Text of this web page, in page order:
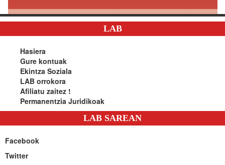
LAB
Hasiera
Gure kontuak
Ekintza Soziala
LAB orrokora
Afiliatu zaitez !
Permanentzia Juridikoak
LAB SAREAN
Facebook
Twitter